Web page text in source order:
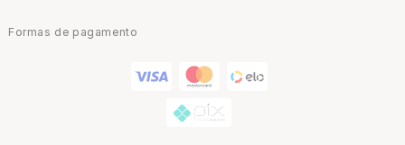
Formas de pagamento